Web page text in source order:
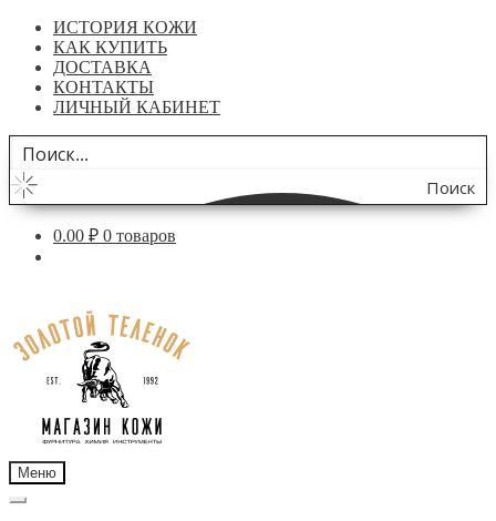
ИСТОРИЯ КОЖИ
КАК КУПИТЬ
ДОСТАВКА
КОНТАКТЫ
ЛИЧНЫЙ КАБИНЕТ
Поиск
по
0.00 ₽ 0 товаров
навигации
содержимому
Меню